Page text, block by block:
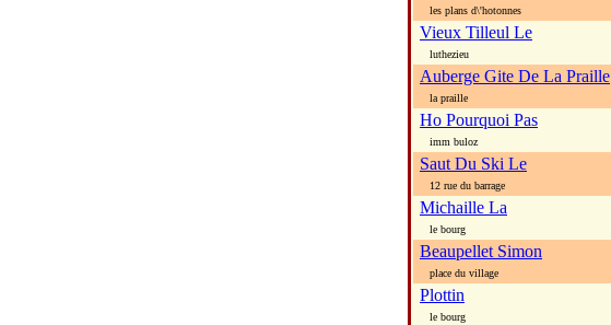
les plans d\'hotonnes
Vieux Tilleul Le
luthezieu
Auberge Gite De La Praille
la praille
Ho Pourquoi Pas
imm buloz
Saut Du Ski Le
12 rue du barrage
Michaille La
le bourg
Beaupellet Simon
place du village
Plottin
le bourg